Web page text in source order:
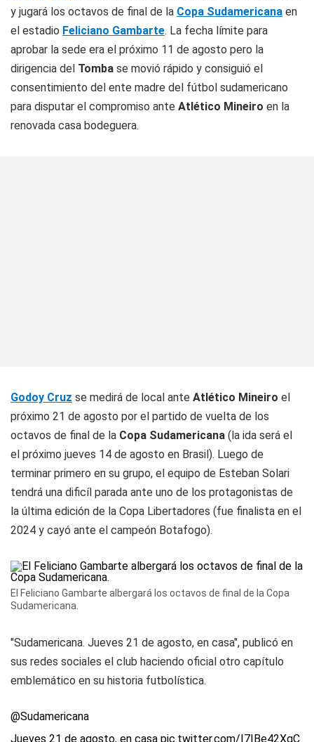
y jugará los octavos de final de la Copa Sudamericana en
el estadio Feliciano Gambarte. La fecha límite para
aprobar la sede era el próximo 11 de agosto pero la
dirigencia del Tomba se movió rápido y consiguió el
consentimiento del ente madre del fútbol sudamericano
para disputar el compromiso ante Atlético Mineiro en la
renovada casa bodeguera.
Godoy Cruz se medirá de local ante Atlético Mineiro el
próximo 21 de agosto por el partido de vuelta de los
octavos de final de la Copa Sudamericana (la ida será el
el próximo jueves 14 de agosto en Brasil). Luego de
terminar primero en su grupo, el equipo de Esteban Solari
tendrá una dificíl parada ante uno de los protagonistas de
la última edición de la Copa Libertadores (fue finalista en el
2024 y cayó ante el campeón Botafogo).
El Feliciano Gambarte albergará los octavos de final de la Copa
Sudamericana.
"Sudamericana. Jueves 21 de agosto, en casa", publicó en
sus redes sociales el club haciendo oficial otro capítulo
emblemático en su historia futbolística.
@Sudamericana
Jueves 21 de agosto, en casa pic.twitter.com/I7IBe42XgC